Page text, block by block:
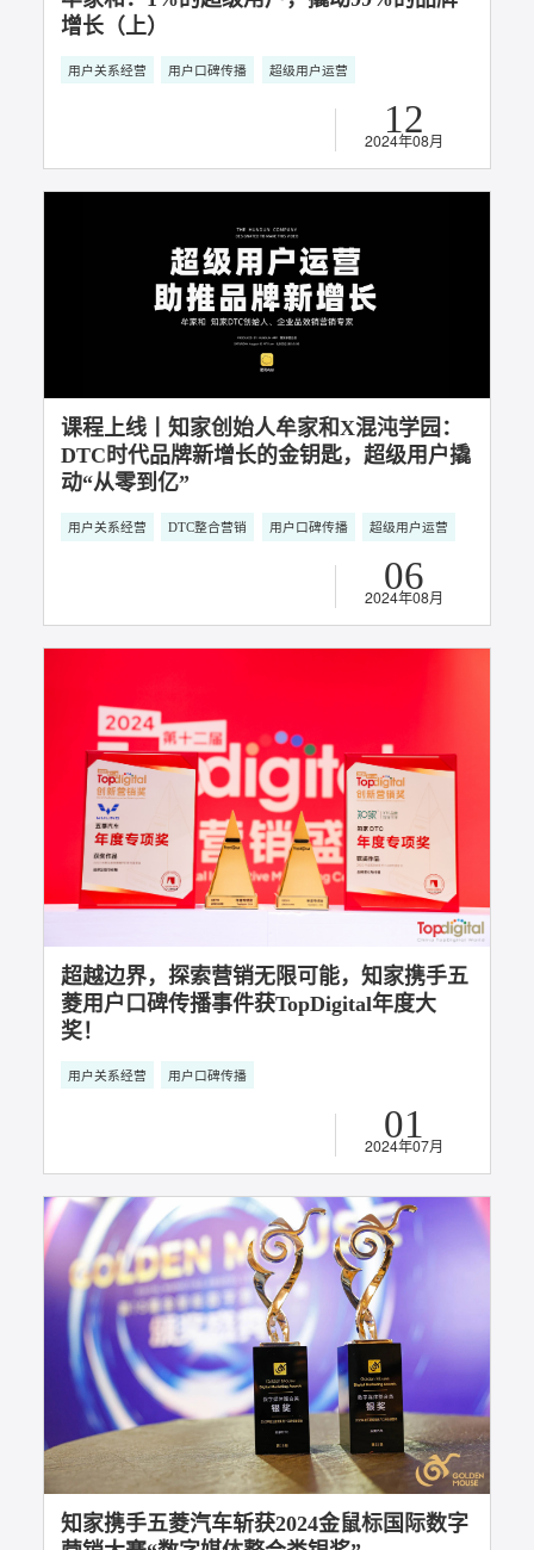
知家DTC案例丨五菱【菱感】系列活动打造
品牌专属用户生态
22
2024年08月
牟家和：1%的超级用户，撬动99%的品牌
增长（下）
超级用户运营
12
2024年08月
牟家和：1%的超级用户，撬动99%的品牌
增长（上）
用户关系经营
课程上线丨知家创始人牟家和X混沌学园：
DTC时代品牌新增长的金钥匙，超级用户撬
动“从零到亿”
用户关系经营 DTC整合营销 用户口碑传播 超级用户运营